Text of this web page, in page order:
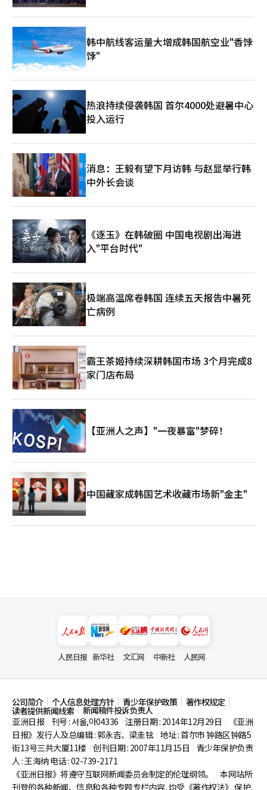
韩中航线客运量大增成韩国航空业"香饽
饽"
热浪持续侵袭韩国 首尔4000处避暑中心
投入运行
消息：王毅有望下月访韩 与赵显举行韩
中外长会谈
《逐玉》在韩破圈 中国电视剧出海进
入"平台时代"
极端高温席卷韩国 连续五天报告中暑死
亡病例
霸王茶姬持续深耕韩国市场 3个月完成8
家门店布局
【亚洲人之声】"一夜暴富"梦碎！
中国藏家成韩国艺术收藏市场新"金主"
人民日报 新华社 文汇网 中新社 人民网
公司简介 个人信息处理方针 青少年保护政策 著作权规定
读者提供新闻线索
新闻稿件投诉负责人
亚洲日报
刊号 : 서울,아04336 注册日期 : 2014年12月29日
《亚洲
日报》发行人及总编辑 : 郭永吉、梁圭铉 地址 : 首尔市钟路区钟路5
街13号三共大厦11楼 创刊日期 : 2007年11月15日
青少年保护负责
人 : 王海纳 电话 : 02-739-2171
《亚洲日报》将遵守互联网新闻委员会制定的伦理纲领。
本网站所
刊登的各种新闻、信息和各种专题专栏内容, 均受《著作权法》 保护,